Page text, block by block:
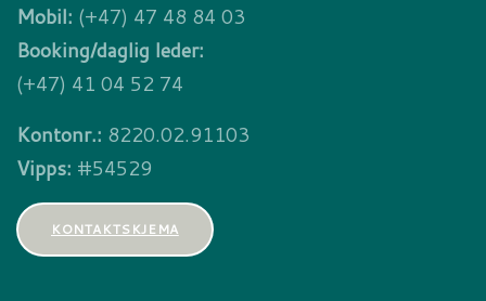
Mobil: (+47) 47 48 84 03
Booking/daglig leder:
(+47) 41 04 52 74
Kontonr.: 8220.02.91103
Vipps: #54529
KONTAKTSKJEMA